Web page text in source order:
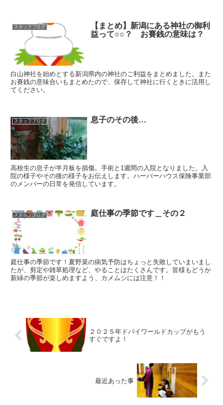
スタッフブログ
【まとめ】新潟にある神社の御利
益って○○？ お賽銭の意味は？
白山神社を始めとする新潟県内の神社のご利益をまとめました。また
お賽銭の意味合いもまとめたので、保存して神社に行くときに活用し
てください。
スタッフブログ 息子のその後…
高校生の息子が半月板を損傷。手術と1週間の入院となりました。入
院の様子やその後の様子をお伝えします。ハーバーハウス保険事業部
のメンバーの日常を発信しています。
スタッフブログ 庭仕事の季節です＿その２
庭仕事の季節です！夏野菜の病気予防はちょっと失敗していまいまし
たが、剪定や雑草処理など、やることはたくさんです。皆様もどうか
新緑の季節が楽しめますよう、カメムシには注意！！
２０２５年ドバイワールドカップがもう
すぐですよ！
最近あった事